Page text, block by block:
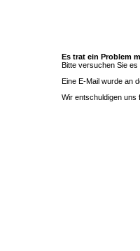
Es trat ein Problem
Bitte versuchen Sie es
Eine E-Mail wurde an
Wir entschuldigen uns